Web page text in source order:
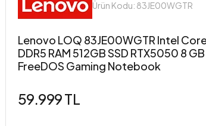
Ürün Kodu: 83JE00WGTR
Lenovo LOQ 83JE00WGTR Intel
DDR5 RAM 512GB SSD RTX5050 8
FreeDOS Gaming Notebook
59.999 TL